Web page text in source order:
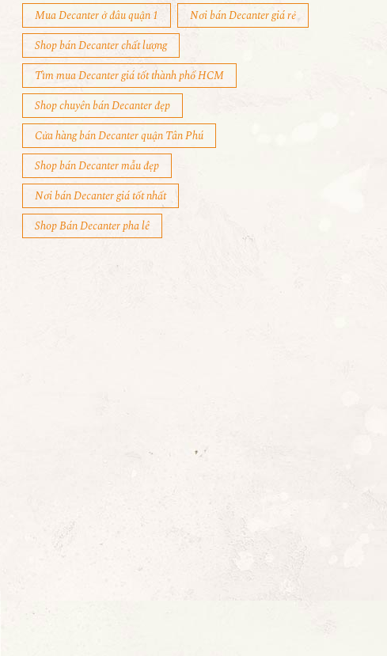
Mua Decanter ở đâu quận 1
Nơi bán Decanter giá rẻ
Shop bán Decanter chất lượng
Tìm mua Decanter giá tốt thành phố HCM
Shop chuyên bán Decanter đẹp
Cửa hàng bán Decanter quận Tân Phú
Shop bán Decanter mẫu đẹp
Nơi bán Decanter giá tốt nhất
Shop Bán Decanter pha lê